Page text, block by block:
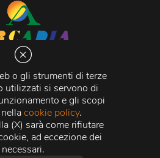
o gli strumenti di terze
utilizzati si servono di
e gli scopi
cookie policy.
(X) sarà come rifiutare
ad eccezione dei
necessari.
della Libertà 20066 Melzo (MI)
di Milano n. 1427910
di Milano n. 338392 -
| Capitale Sociale
i.v.
S.r.l. 2026 © Tutti i diritti
riservati.